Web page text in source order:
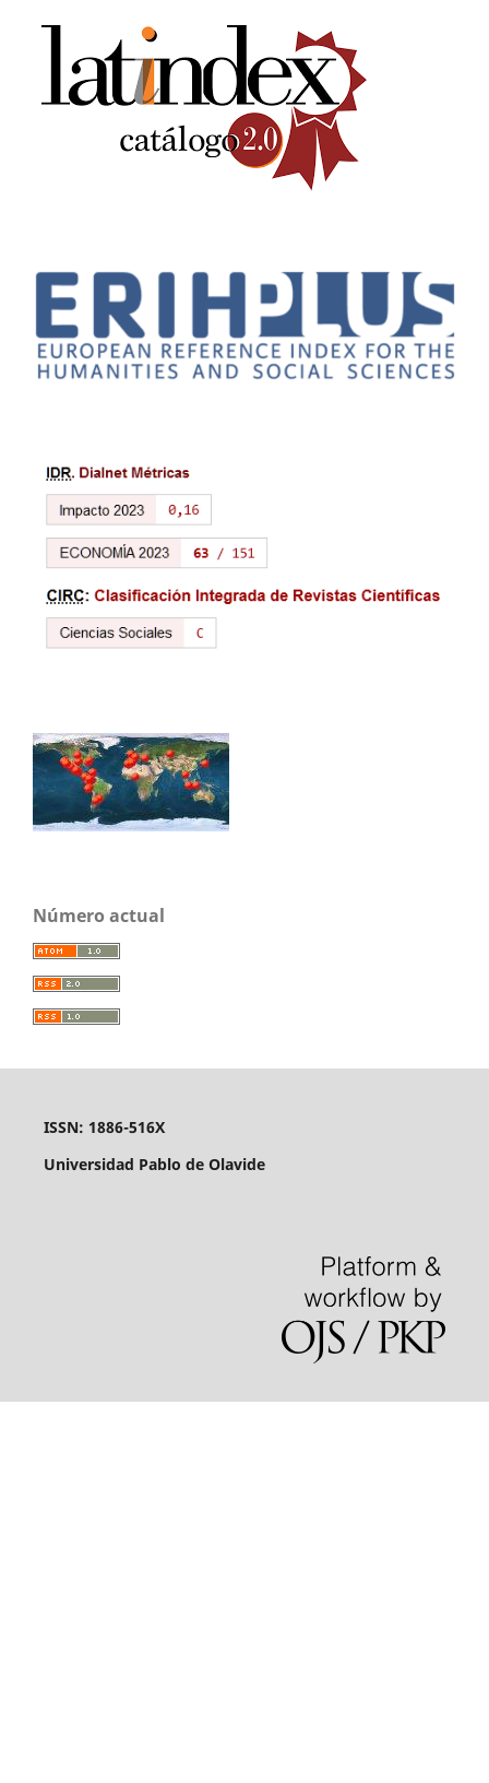
Número actual
ISSN: 1886-516X
Universidad Pablo de Olavide